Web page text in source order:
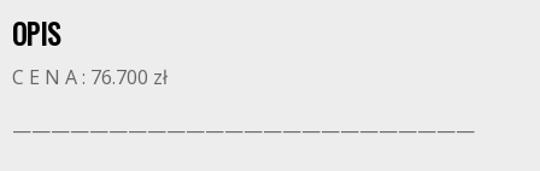
OPIS
C E N A : 76.700 zł
————————————————————————